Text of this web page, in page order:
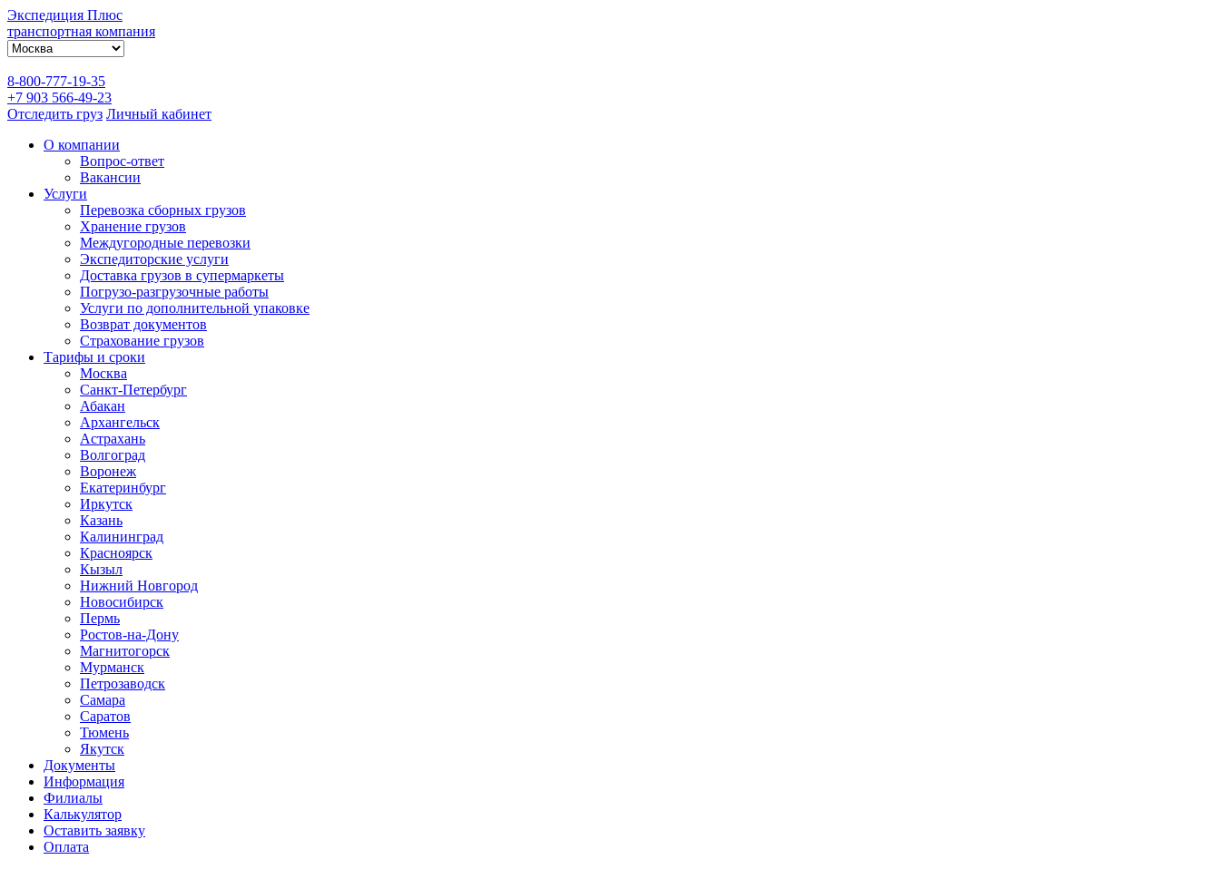
Экспедиция Плюс
транспортная компания
8-800-777-19-35
+7 903 566-49-23
Отследить груз Личный кабинет
О компании
Вопрос-ответ
Вакансии
Услуги
Перевозка сборных грузов
Хранение грузов
Междугородные перевозки
Экспедиторские услуги
Доставка грузов в супермаркеты
Погрузо-разгрузочные работы
Услуги по дополнительной упаковке
Возврат документов
Страхование грузов
Тарифы и сроки
Москва
Санкт-Петербург
Абакан
Архангельск
Астрахань
Волгоград
Воронеж
Екатеринбург
Иркутск
Казань
Калининград
Красноярск
Кызыл
Нижний Новгород
Новосибирск
Пермь
Ростов-на-Дону
Магнитогорск
Мурманск
Петрозаводск
Самара
Саратов
Тюмень
Якутск
Документы
Информация
Филиалы
Калькулятор
Оставить заявку
Оплата